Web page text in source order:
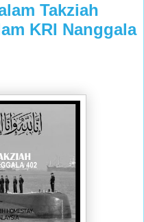
Takziah
KRI Nanggala